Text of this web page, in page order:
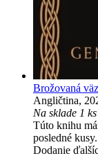
Brožovaná
Angličtina,
Na sklade 1 ks
Túto knihu
posledné
Dodanie